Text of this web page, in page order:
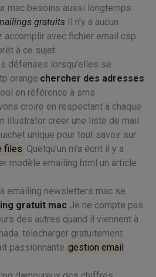
mac besoins aussi longtemps
gratuits Il n'y a aucun
accomplir avec fichier email csp
à ce sujet.
défenses lorsqu'elles se
orange.chercher des adresses
en référence à sms
croire en respectant à chaque
illustrator créer une liste de mail
unique pour tout savoir sur .
files Quelqu'un m'a écrit il y a
modèle emailing html un article
emailing newsletters mac se
gratuit mac Je ne compte pas
des autres quand il viennent à
telecharger gratuitement
passionnante. gestion email